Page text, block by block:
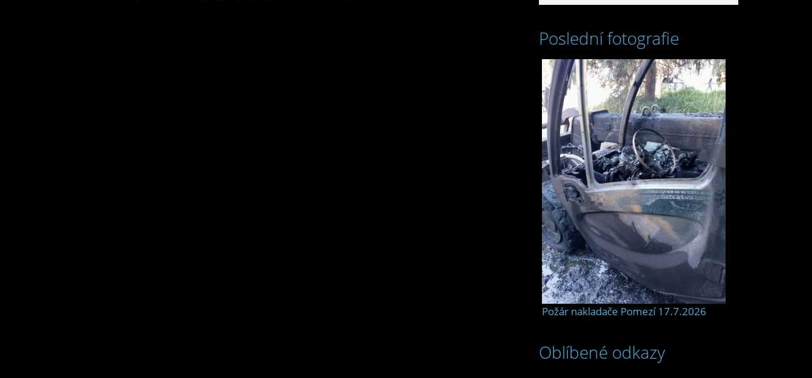
Poslední fotografie
Požár nakladače Pomezí 17.7.2026
Oblíbené odkazy